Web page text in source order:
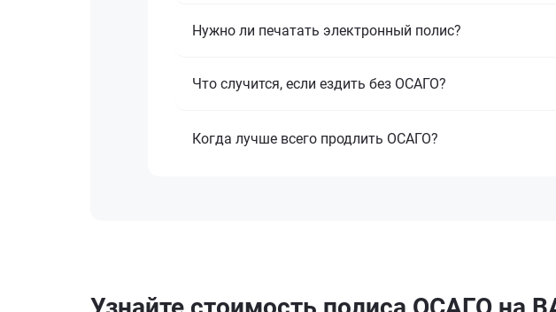
Нужно ли печатать электронный полис?
Что случится, если ездить без ОСАГО?
Когда лучше всего продлить ОСАГО?